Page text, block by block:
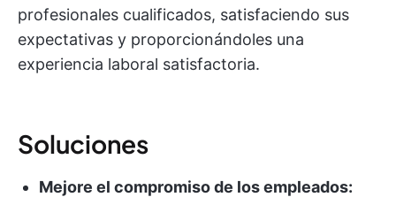
profesionales cualificados, satisfaciendo sus
expectativas y proporcionándoles una
experiencia laboral satisfactoria.
Soluciones
Mejore el compromiso de los empleados: